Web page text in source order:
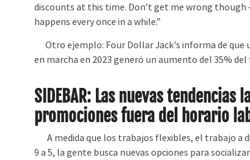
discounts at this time. Don’t get me wrong
happens every once in a while.”
Otro ejemplo: Four Dollar Jack's informa de que
en marcha en 2023 generó un aumento del 35%
SIDEBAR: Las nuevas
promociones fuera del horario
A medida que los trabajos flexibles, el trabajo a
9 a 5, la gente busca nuevas opciones para